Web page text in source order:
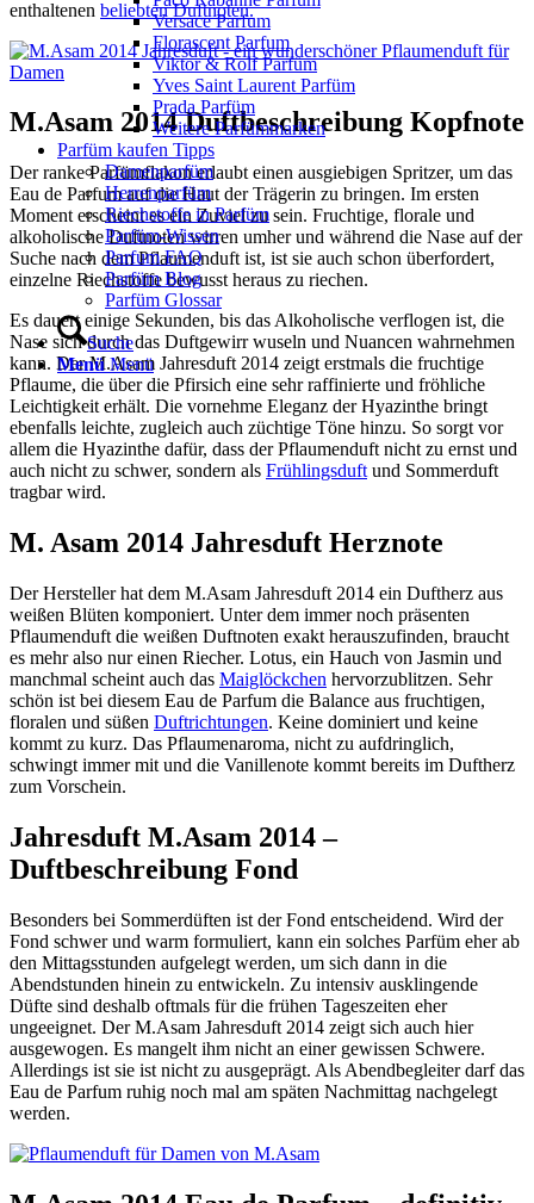
Versace Parfum
Florascent Parfum
Viktor & Rolf Parfüm
Yves Saint Laurent Parfüm
Prada Parfüm
Weitere Parfümmarken
Parfüm kaufen Tipps
Damenparfüm
Herrenparfüm
Riechstoffe in Parfüm
Parfüm-Wissen
Parfum FAQ
Parfüm Blog
Parfüm Glossar
Suche
Menü Menü
enthaltenen beliebten Duftnoten.
M.Asam 2014 Duftbeschreibung Kopfnote
Der ranke Parfümflakon erlaubt einen ausgiebigen Spritzer, um das
Eau de Parfum auf die Haut der Trägerin zu bringen. Im ersten
Moment erscheint es ein Zuviel zu sein. Fruchtige, florale und
alkoholische Duftnoten wirren umher und während die Nase auf der
Suche nach dem Pflaumenduft ist, ist sie auch schon überfordert,
einzelne Riechstoffe bewusst heraus zu riechen.
Es dauert einige Sekunden, bis das Alkoholische verflogen ist, die
Nase sich durch das Duftgewirr wuseln und Nuancen wahrnehmen
kann. Der M.Asam Jahresduft 2014 zeigt erstmals die fruchtige
Pflaume, die über die Pfirsich eine sehr raffinierte und fröhliche
Leichtigkeit erhält. Die vornehme Eleganz der Hyazinthe bringt
ebenfalls leichte, zugleich auch züchtige Töne hinzu. So sorgt vor
allem die Hyazinthe dafür, dass der Pflaumenduft nicht zu ernst und
auch nicht zu schwer, sondern als Frühlingsduft und Sommerduft
tragbar wird.
M. Asam 2014 Jahresduft Herznote
Der Hersteller hat dem M.Asam Jahresduft 2014 ein Duftherz aus
weißen Blüten komponiert. Unter dem immer noch präsenten
Pflaumenduft die weißen Duftnoten exakt herauszufinden, braucht
es mehr also nur einen Riecher. Lotus, ein Hauch von Jasmin und
manchmal scheint auch das Maiglöckchen hervorzublitzen. Sehr
schön ist bei diesem Eau de Parfum die Balance aus fruchtigen,
floralen und süßen Duftrichtungen. Keine dominiert und keine
kommt zu kurz. Das Pflaumenaroma, nicht zu aufdringlich,
schwingt immer mit und die Vanillenote kommt bereits im Duftherz
zum Vorschein.
Jahresduft M.Asam 2014 –
Duftbeschreibung Fond
Besonders bei Sommerdüften ist der Fond entscheidend. Wird der
Fond schwer und warm formuliert, kann ein solches Parfüm eher ab
den Mittagsstunden aufgelegt werden, um sich dann in die
Abendstunden hinein zu entwickeln. Zu intensiv ausklingende
Düfte sind deshalb oftmals für die frühen Tageszeiten eher
ungeeignet. Der M.Asam Jahresduft 2014 zeigt sich auch hier
ausgewogen. Es mangelt ihm nicht an einer gewissen Schwere.
Allerdings ist sie ist nicht zu ausgeprägt. Als Abendbegleiter darf das
Eau de Parfum ruhig noch mal am späten Nachmittag nachgelegt
werden.